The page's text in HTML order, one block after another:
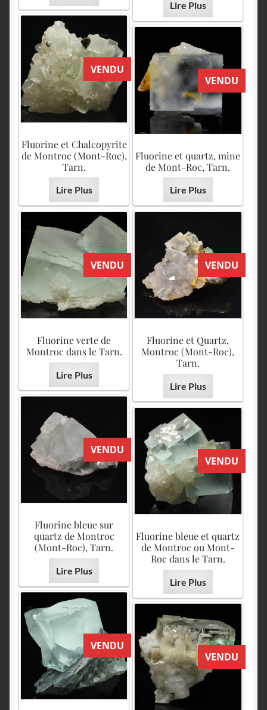
Lire Plus
VENDU
Fluorine et Chalcopyrite
de Montroc (Mont-Roc),
Tarn.
Lire Plus
VENDU
Fluorine et quartz, mine
de Mont-Roc, Tarn.
Lire Plus
VENDU
Fluorine verte de
Montroc dans le Tarn.
Lire Plus
VENDU
Fluorine et Quartz,
Montroc (Mont-Roc),
Tarn.
Lire Plus
VENDU
Fluorine bleue sur
quartz de Montroc
(Mont-Roc), Tarn.
Lire Plus
VENDU
Fluorine bleue et quartz
de Montroc ou Mont-
Roc dans le Tarn.
Lire Plus
VENDU
VENDU